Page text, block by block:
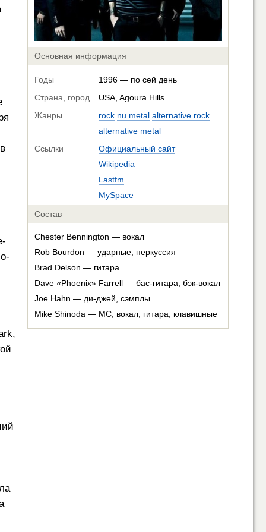
Основная информация
Годы
1996 — по сей день
Страна, город
USA, Agoura Hills
Жанры
rock nu metal alternative rock
alternative metal
Ссылки
Официальный сайт
Wikipedia
Lastfm
MySpace
Состав
Chester Bennington — вокал
Rob Bourdon — ударные, перкуссия
Brad Delson — гитара
Dave «Phoenix» Farrell — бас-гитара, бэк-вокал
Joe Hahn — ди-джей, сэмплы
Mike Shinoda — MC, вокал, гитара, клавишные